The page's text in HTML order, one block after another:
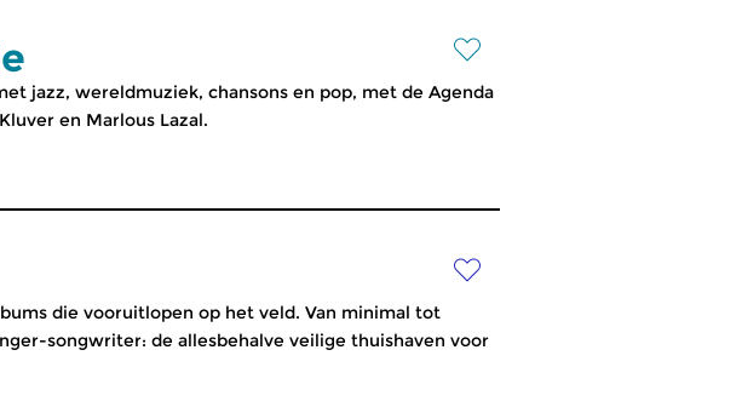
jazz, wereldmuziek, chansons en pop, met de Agenda
en Marlous Lazal.
die vooruitlopen op het veld. Van minimal tot
songwriter: de allesbehalve veilige thuishaven voor